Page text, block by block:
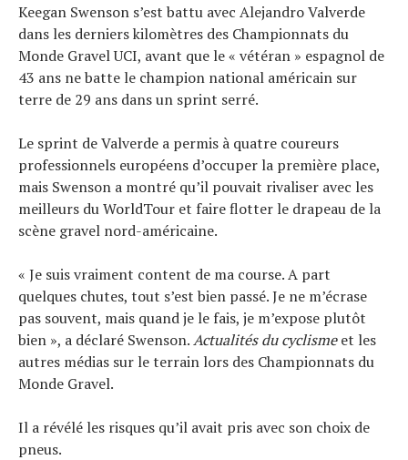
Keegan Swenson s’est battu avec Alejandro Valverde
dans les derniers kilomètres des Championnats du
Monde Gravel UCI, avant que le « vétéran » espagnol de
43 ans ne batte le champion national américain sur
terre de 29 ans dans un sprint serré.
Le sprint de Valverde a permis à quatre coureurs
professionnels européens d’occuper la première place,
mais Swenson a montré qu’il pouvait rivaliser avec les
meilleurs du WorldTour et faire flotter le drapeau de la
scène gravel nord-américaine.
« Je suis vraiment content de ma course. A part
quelques chutes, tout s’est bien passé. Je ne m’écrase
pas souvent, mais quand je le fais, je m’expose plutôt
bien », a déclaré Swenson.Actualités du cyclismeet les
autres médias sur le terrain lors des Championnats du
Monde Gravel.
Il a révélé les risques qu’il avait pris avec son choix de
pneus.
Technologies
Tests de produits
Conseils
Tendances
À propos